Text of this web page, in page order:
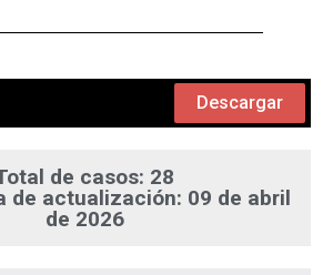
Descargar
de casos: 28
de actualización: 09 de abril
de 2026